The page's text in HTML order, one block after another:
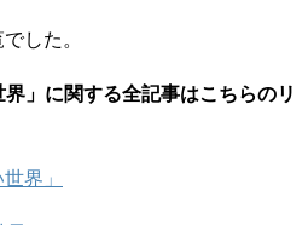
した。
」に関する全記事はこちらのリ
界」